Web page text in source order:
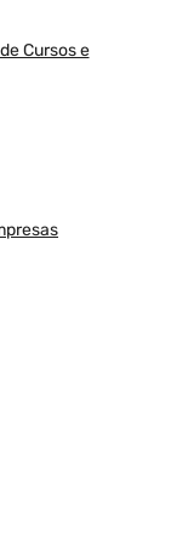
Cursos e